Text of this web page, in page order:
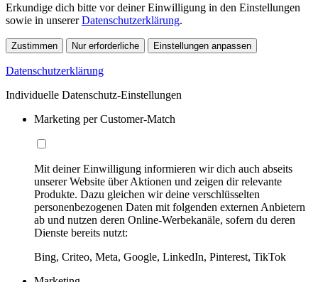
Erkundige dich bitte vor deiner Einwilligung in den Einstellungen
sowie in unsererDatenschutzerklärung.
Zustimmen Nur erforderliche Einstellungen anpassen
Datenschutzerklärung
Individuelle Datenschutz-Einstellungen
Marketing per Customer-Match
Mit deiner Einwilligung informieren wir dich auch abseits
unserer Website über Aktionen und zeigen dir relevante
Produkte. Dazu gleichen wir deine verschlüsselten
personenbezogenen Daten mit folgenden externen Anbietern
ab und nutzen deren Online-Werbekanäle, sofern du deren
Dienste bereits nutzt:
Bing, Criteo, Meta, Google, LinkedIn, Pinterest, TikTok